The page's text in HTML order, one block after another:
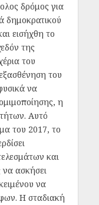
δρόμος για
δημοκρατικού
εισήχθη το
της
του
του
να
η
Αυτό
του 2017, το
και
να ασκήσει
να
Η σταδιακή